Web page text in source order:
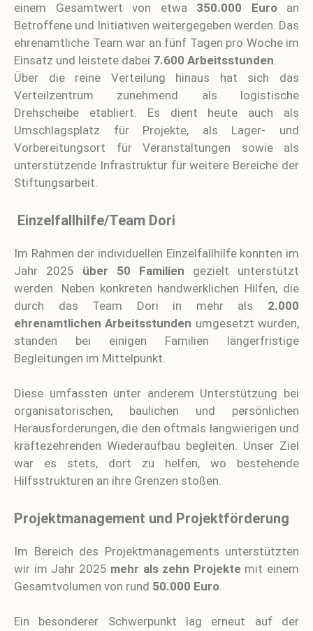
einem Gesamtwert von etwa 350.000 Euroan
Betroffene und Initiativen weitergegeben werden. Das
ehrenamtliche Team war an fünf Tagen pro Woche im
Einsatz und leistete dabei 7.600 Arbeitsstunden.
Über die reine Verteilung hinaus hat sich das
Verteilzentrum zunehmend als logistische
Drehscheibe etabliert. Es dient heute auch als
Umschlagsplatz für Projekte, als Lager- und
Vorbereitungsort für Veranstaltungen sowie als
unterstützende Infrastruktur für weitere Bereiche der
Stiftungsarbeit.
Einzelfallhilfe/Team Dori
Im Rahmen der individuellen Einzelfallhilfe konnten im
Jahr 2025 über 50 Familien gezielt unterstützt
werden. Neben konkreten handwerklichen Hilfen, die
durch das Team Dori in mehr als 2.000
ehrenamtlichen Arbeitsstunden umgesetzt wurden,
standen bei einigen Familien längerfristige
Begleitungen im Mittelpunkt.
Diese umfassten unter anderem Unterstützung bei
organisatorischen, baulichen und persönlichen
Herausforderungen, die den oftmals langwierigen und
kräftezehrenden Wiederaufbau begleiten. Unser Ziel
war es stets, dort zu helfen, wo bestehende
Hilfsstrukturen an ihre Grenzen stoßen.
Projektmanagement und Projektförderung
Im Bereich des Projektmanagements unterstützten
wir im Jahr 2025 mehr als zehn Projektemit einem
Gesamtvolumen von rund 50.000 Euro
Ein besonderer Schwerpunkt lag erneut auf der